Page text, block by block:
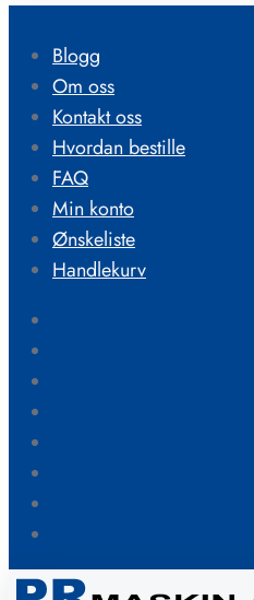
Blogg
Om oss
Kontakt oss
Hvordan bestille
FAQ
Min konto
Ønskeliste
Handlekurv